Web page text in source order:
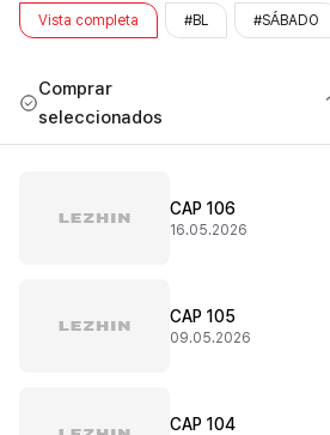
Vista completa #BL #SÁBADO
Comprar
seleccionados
CAP 106
16.05.2026
CAP 105
09.05.2026
CAP 104